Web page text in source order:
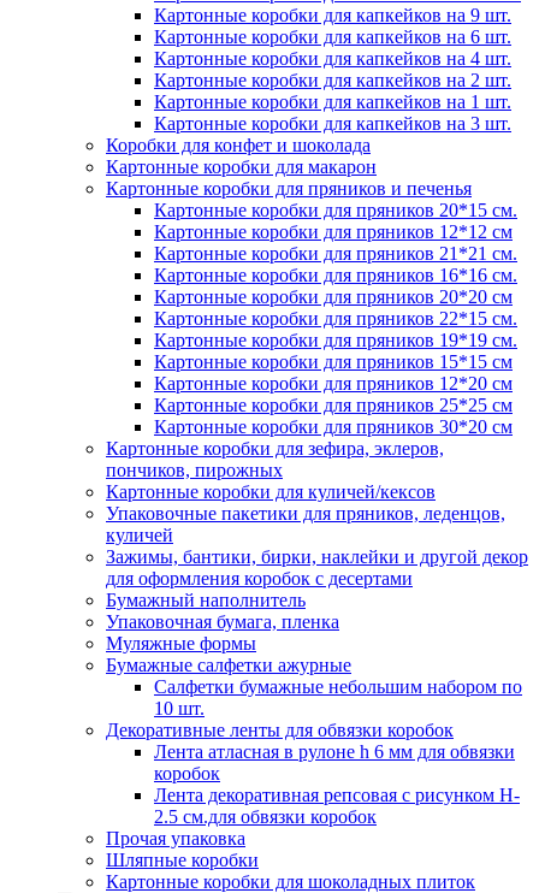
Картонные коробки для капкейков на 9 шт.
Картонные коробки для капкейков на 6 шт.
Картонные коробки для капкейков на 4 шт.
Картонные коробки для капкейков на 2 шт.
Картонные коробки для капкейков на 1 шт.
Картонные коробки для капкейков на 3 шт.
Коробки для конфет и шоколада
Картонные коробки для макарон
Картонные коробки для пряников и печенья
Картонные коробки для пряников 20*15 см.
Картонные коробки для пряников 12*12 см
Картонные коробки для пряников 21*21 см.
Картонные коробки для пряников 16*16 см.
Картонные коробки для пряников 20*20 см
Картонные коробки для пряников 22*15 см.
Картонные коробки для пряников 19*19 см.
Картонные коробки для пряников 15*15 см
Картонные коробки для пряников 12*20 см
Картонные коробки для пряников 25*25 см
Картонные коробки для пряников 30*20 см
Картонные коробки для зефира, эклеров,
пончиков, пирожных
Картонные коробки для куличей/кексов
Упаковочные пакетики для пряников, леденцов,
куличей
Зажимы, бантики, бирки, наклейки и другой декор
для оформления коробок с десертами
Бумажный наполнитель
Упаковочная бумага, пленка
Муляжные формы
Бумажные салфетки ажурные
Салфетки бумажные небольшим набором по
10 шт.
Декоративные ленты для обвязки коробок
Лента атласная в рулоне h 6 мм для обвязки
коробок
Лента декоративная репсовая с рисунком H-
2.5 см.для обвязки коробок
Прочая упаковка
Шляпные коробки
Картонные коробки для шоколадных плиток